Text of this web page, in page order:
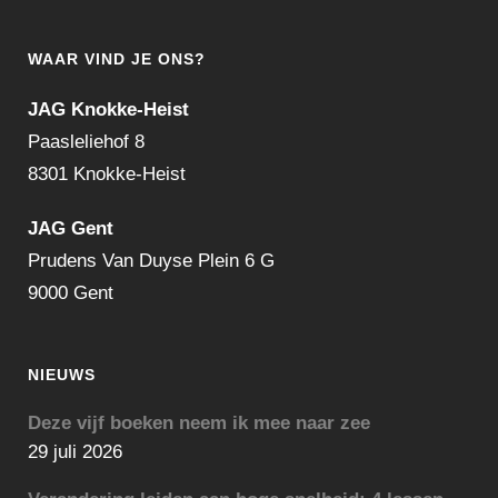
WAAR VIND JE ONS?
JAG Knokke-Heist
Paasleliehof 8
8301 Knokke-Heist
JAG Gent
Prudens Van Duyse Plein 6 G
9000 Gent
NIEUWS
Deze vijf boeken neem ik mee naar zee
29 juli 2026